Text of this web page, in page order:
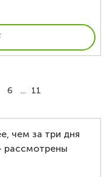
6 ... 11
чем за три дня
рассмотрены